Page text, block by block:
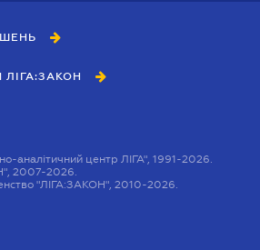
ЛІГА:ЗАКОН
аналітичний центр ЛІГА", 1991-2026.
2007-2026.
"ЛІГА:ЗАКОН", 2010-2026.